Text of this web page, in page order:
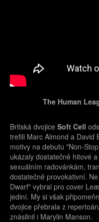
The Human
Britská dvojice Soft Cell
trefili Marc Almond a David
motivy na debutu "Non-
ukázaly dostatečně hitové
sexuálním radovánkám,
dostatečně provokativní.
Dwarf" vybral pro cover
jediní. My si však
dvojice přebrala z
znásilnil i Marylin Manson.